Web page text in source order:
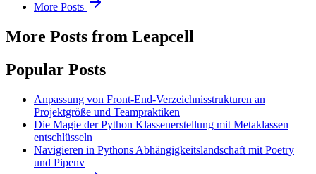
More Posts
More Posts from Leapcell
Popular Posts
Anpassung von Front-End-Verzeichnisstrukturen an
Projektgröße und Teampraktiken
Die Magie der Python Klassenerstellung mit Metaklassen
entschlüsseln
Navigieren in Pythons Abhängigkeitslandschaft mit Poetry
und Pipenv